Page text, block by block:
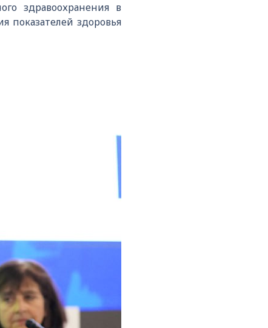
здравоохранения в
показателей здоровья